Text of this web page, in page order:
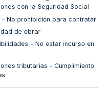
con la Seguridad Social
No prohibición para contratar
de obrar
- No estar incurso en
tributarias - Cumplimiento